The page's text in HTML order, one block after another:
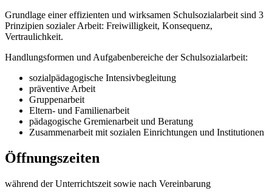
Grundlage einer effizienten und wirksamen Schulsozialarbeit sind 3
Prinzipien sozialer Arbeit: Freiwilligkeit, Konsequenz,
Vertraulichkeit.
Handlungsformen und Aufgabenbereiche der Schulsozialarbeit:
sozialpädagogische Intensivbegleitung
präventive Arbeit
Gruppenarbeit
Eltern- und Familienarbeit
pädagogische Gremienarbeit und Beratung
Zusammenarbeit mit sozialen Einrichtungen und Institutionen
Öffnungszeiten
während der Unterrichtszeit sowie nach Vereinbarung